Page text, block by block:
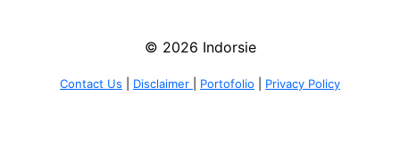
© 2026 Indorsie
Contact Us Disclaimer Portofolio Privacy Policy